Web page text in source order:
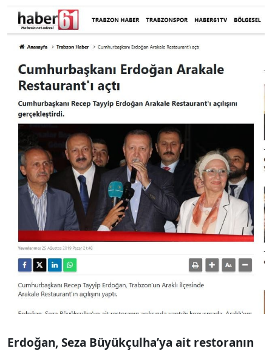
Erdoğan, Seza Büyükçulha’ya ait restoranın